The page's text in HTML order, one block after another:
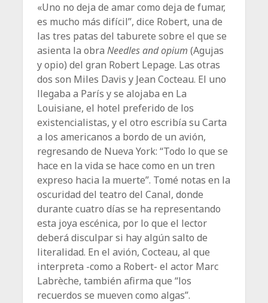
«Uno no deja de amar como deja de fumar,
es mucho más difícil”, dice Robert, una de
las tres patas del taburete sobre el que se
asienta la obraNeedles and opium (Agujas
y opio) del gran Robert Lepage. Las otras
dos son Miles Davis y Jean Cocteau. El uno
llegaba a París y se alojaba en La
Louisiane, el hotel preferido de los
existencialistas, y el otro escribía su Carta
a los americanos a bordo de un avión,
regresando de Nueva York: “Todo lo que se
hace en la vida se hace como en un tren
expreso hacia la muerte”. Tomé notas en la
oscuridad del teatro del Canal, donde
durante cuatro días se ha representando
esta joya escénica, por lo que el lector
deberá disculpar si hay algún salto de
literalidad. En el avión, Cocteau, al que
interpreta -como a Robert- el actor Marc
Labrèche, también afirma que “los
recuerdos se mueven como algas”.